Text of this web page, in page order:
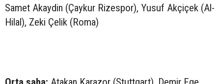
Samet Akaydin (Çaykur Rizespor), Yusuf Akçiçek (Al-
Hilal), Zeki Çelik (Roma)